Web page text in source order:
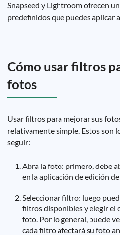
Snapseed y Lightroom ofrecen
predefinidos que puedes aplicar
Cómo usar filtros
fotos
Usar filtros para mejorar sus
relativamente simple. Estos son
seguir:
Abra la foto: primero, debe
en la aplicación de edición
Seleccionar filtro: luego
filtros disponibles y elegir el
foto. Por lo general, puede
cada filtro afectará su foto